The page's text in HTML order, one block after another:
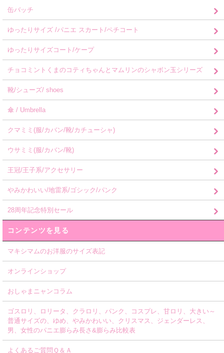
缶バッチ
ゆったりサイズ /パニエ スカート/ペチコート
ゆったりサイズコート/ケープ
チョコミントくまのコティちゃんとマムリンのシャボン玉シリーズ
靴/シューズ/ shoes
傘 / Umbrella
クマミミ(服/カバン/靴/カチューシャ)
ウサミミ(服/カバン/靴)
王冠/王子系/アクセサリー
やみかわいい/地雷系/ゴシック/パンク
28周年記念特別セール
コンテンツを見る
マキシマムのお洋服のサイズ表記
オンラインショップ
おしゃまニャンコラム
ゴスロリ、ロリータ、クラロリ、パンク、コスプレ、甘ロリ、大きい～
普通サイズの、ゆめ、やみかわいい、クリスマス、ジェンダーレス、
男、女性のパニエ膨らみ長さ&膨らみ比較表
よくあるご質問Ｑ＆Ａ